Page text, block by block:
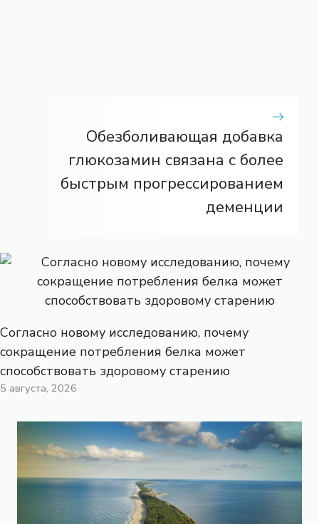
Обезболивающая добавка
глюкозамин связана с более
быстрым прогрессированием
деменции
Согласно новому исследованию, почему
сокращение потребления белка может
способствовать здоровому старению
5 августа, 2026